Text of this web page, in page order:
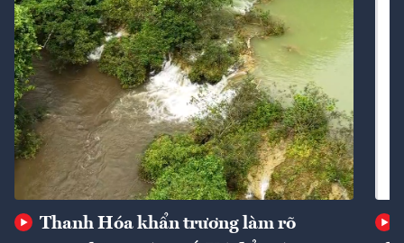
Thanh Hóa khẩn trương làm rõ